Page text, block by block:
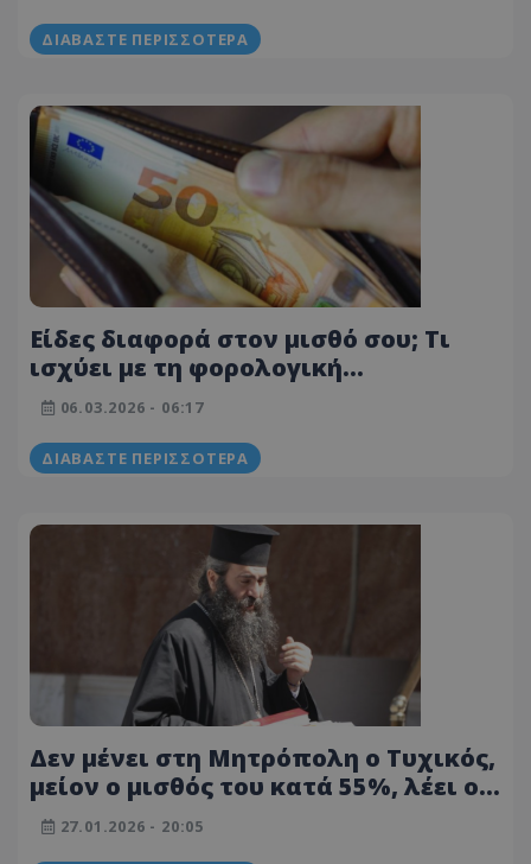
ΔΙΑΒΆΣΤΕ ΠΕΡΙΣΣΌΤΕΡΑ
Είδες διαφορά στον μισθό σου; Τι
ισχύει με τη φορολογική
μεταρρύθμιση - Ποιοι
επωφελήθηκαν και ποιοι όχι
06.03.2026 - 06:17
ΔΙΑΒΆΣΤΕ ΠΕΡΙΣΣΌΤΕΡΑ
Δεν μένει στη Μητρόπολη ο Τυχικός,
μείον ο μισθός του κατά 55%, λέει ο
δικηγόρος του
27.01.2026 - 20:05